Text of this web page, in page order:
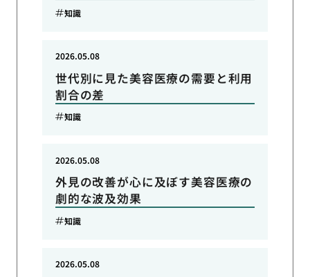
知識
世代別に見た美容医療の需要と利用
割合の差
2026.05.08
知識
外見の改善が心に及ぼす美容医療の
劇的な波及効果
2026.05.08
知識
2026.05.08